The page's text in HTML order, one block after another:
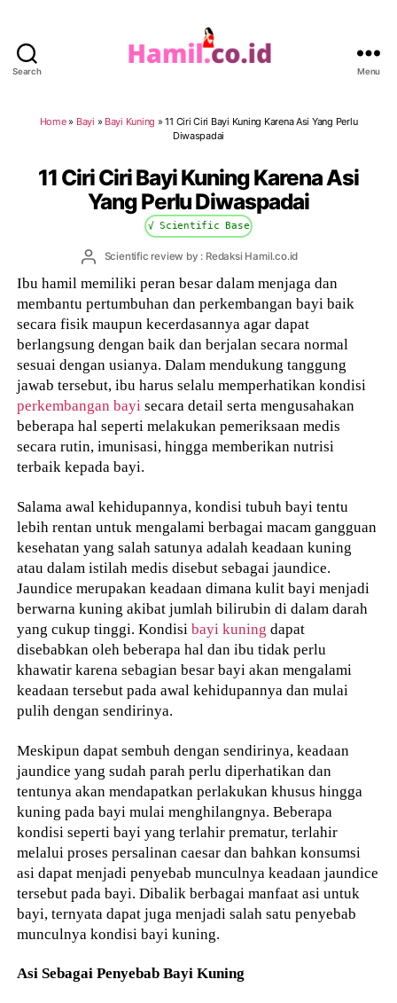
Search Menu
Home» Bayi » Bayi Kuning »11 Ciri Ciri Bayi Kuning Karena Asi Yang Perlu
Diwaspadai
11 Ciri Ciri Bayi Kuning Karena Asi
Yang Perlu Diwaspadai
√ Scientific Base
PostScientific review by : Redaksi Hamil.co.id
Ibu hamil memiliki peran besar dalam menjaga dan
membantu pertumbuhan dan perkembangan bayi baik
secara fisik maupun kecerdasannya agar dapat
berlangsung dengan baik dan berjalan secara normal
sesuai dengan usianya. Dalam mendukung tanggung
jawab tersebut, ibu harus selalu memperhatikan kondisi
perkembangan bayi secara detail serta mengusahakan
beberapa hal seperti melakukan pemeriksaan medis
secara rutin, imunisasi, hingga memberikan nutrisi
terbaik kepada bayi.
Salama awal kehidupannya, kondisi tubuh bayi tentu
lebih rentan untuk mengalami berbagai macam gangguan
kesehatan yang salah satunya adalah keadaan kuning
atau dalam istilah medis disebut sebagai jaundice.
Jaundice merupakan keadaan dimana kulit bayi menjadi
berwarna kuning akibat jumlah bilirubin di dalam darah
yang cukup tinggi. Kondisibayi kuning dapat
disebabkan oleh beberapa hal dan ibu tidak perlu
khawatir karena sebagian besar bayi akan mengalami
keadaan tersebut pada awal kehidupannya dan mulai
pulih dengan sendirinya.
Meskipun dapat sembuh dengan sendirinya, keadaan
jaundice yang sudah parah perlu diperhatikan dan
tentunya akan mendapatkan perlakukan khusus hingga
kuning pada bayi mulai menghilangnya. Beberapa
kondisi seperti bayi yang terlahir prematur, terlahir
melalui proses persalinan caesar dan bahkan konsumsi
asi dapat menjadi penyebab munculnya keadaan jaundice
tersebut pada bayi. Dibalik berbagai manfaat asi untuk
bayi, ternyata dapat juga menjadi salah satu penyebab
munculnya kondisi bayi kuning.
Asi Sebagai Penyebab Bayi Kuning